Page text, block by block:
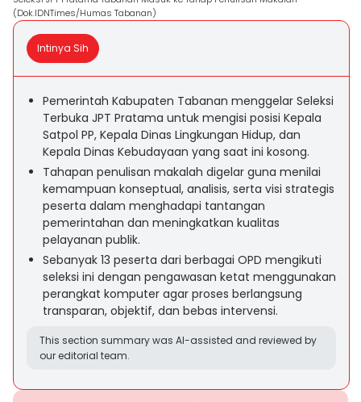
(Dok.IDNTimes/Humas Tabanan)
Intinya Sih
Pemerintah Kabupaten Tabanan menggelar Seleksi
Terbuka JPT Pratama untuk mengisi posisi Kepala
Satpol PP, Kepala Dinas Lingkungan Hidup, dan
Kepala Dinas Kebudayaan yang saat ini kosong.
Tahapan penulisan makalah digelar guna menilai
kemampuan konseptual, analisis, serta visi strategis
peserta dalam menghadapi tantangan
pemerintahan dan meningkatkan kualitas
pelayanan publik.
Sebanyak 13 peserta dari berbagai OPD mengikuti
seleksi ini dengan pengawasan ketat menggunakan
perangkat komputer agar proses berlangsung
transparan, objektif, dan bebas intervensi.
This section summary was AI-assisted and reviewed by
our editorial team.